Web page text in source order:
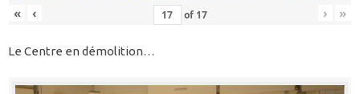
« ‹ of 17 › »
Le Centre en démolition…